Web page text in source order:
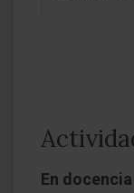
En docencia